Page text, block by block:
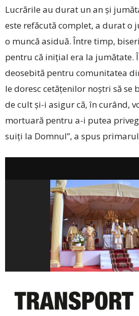
Lucrările au durat un an și
este refăcută complet, a durat o
o muncă asiduă. Între timp,
pentru că inițial era la jumătate.
deosebită pentru comunitatea
le doresc cetățenilor noștri să se
de cult și-i asigur că, în curând,
mortuară pentru a-i putea
suiți la Domnul”, a spus primarul